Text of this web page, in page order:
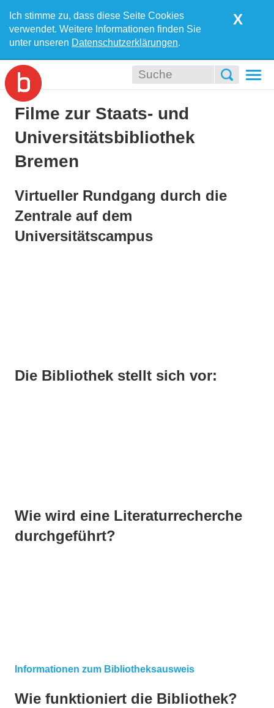
Ich stimme zu, dass diese Seite Cookies
verwendet. Weitere Informationen finden Sie
unter unseren Datenschutzerklärungen.
X
Filme zur Staats- und
Universitätsbibliothek
Bremen
Virtueller Rundgang durch die
Zentrale auf dem
Universitätscampus
Die Bibliothek stellt sich vor:
Wie wird eine Literaturrecherche
durchgeführt?
Informationen zum Bibliotheksausweis
Wie funktioniert die Bibliothek?